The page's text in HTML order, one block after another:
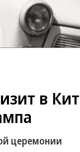
в
церемонии